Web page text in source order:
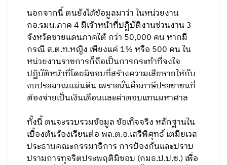
นอกจากนี้ ตนยังได้ข้อมูลมาว่า ในหน่วยงาน
กอ.รมน.ภาค 4 มีเจ้าหน้าที่ปฏิบัติงานช่วนงาน 3
จังหวัดชายแดนภาคใต้ กว่า 50,000 คน หากมี
กรณี ส.ต.ท.หญิง เพียงแค่ 1% หรือ 500 คน ใน
หน่วยงานราชการก็ถือเป็นการกระทำที่จงใจ
ปฏิบัติหน้าที่โดยมิชอบที่สร้างความเสียหายให้กับ
งบประมาณแผ่นดิน เพราะนั่นคือภาษีประชาชนที่
ต้องจ่ายเป็นเงินเดือนและค่าตอบแทนมหาศาล
ทั้งนี้ ตนจะรวบรวมข้อมูล ข้อเท็จจริง หลักฐานใน
เบื้องต้นร้องเรียนต่อ พล.ต.อ.เสรีพิศุทธ์ เตมียเวส
ประธานคณะกรรมาธิการ การป้องกันและปราบ
ปรามการทุจริตประพฤติมิชอบ (กมธ.ป.ป.ช.) เพื่อ